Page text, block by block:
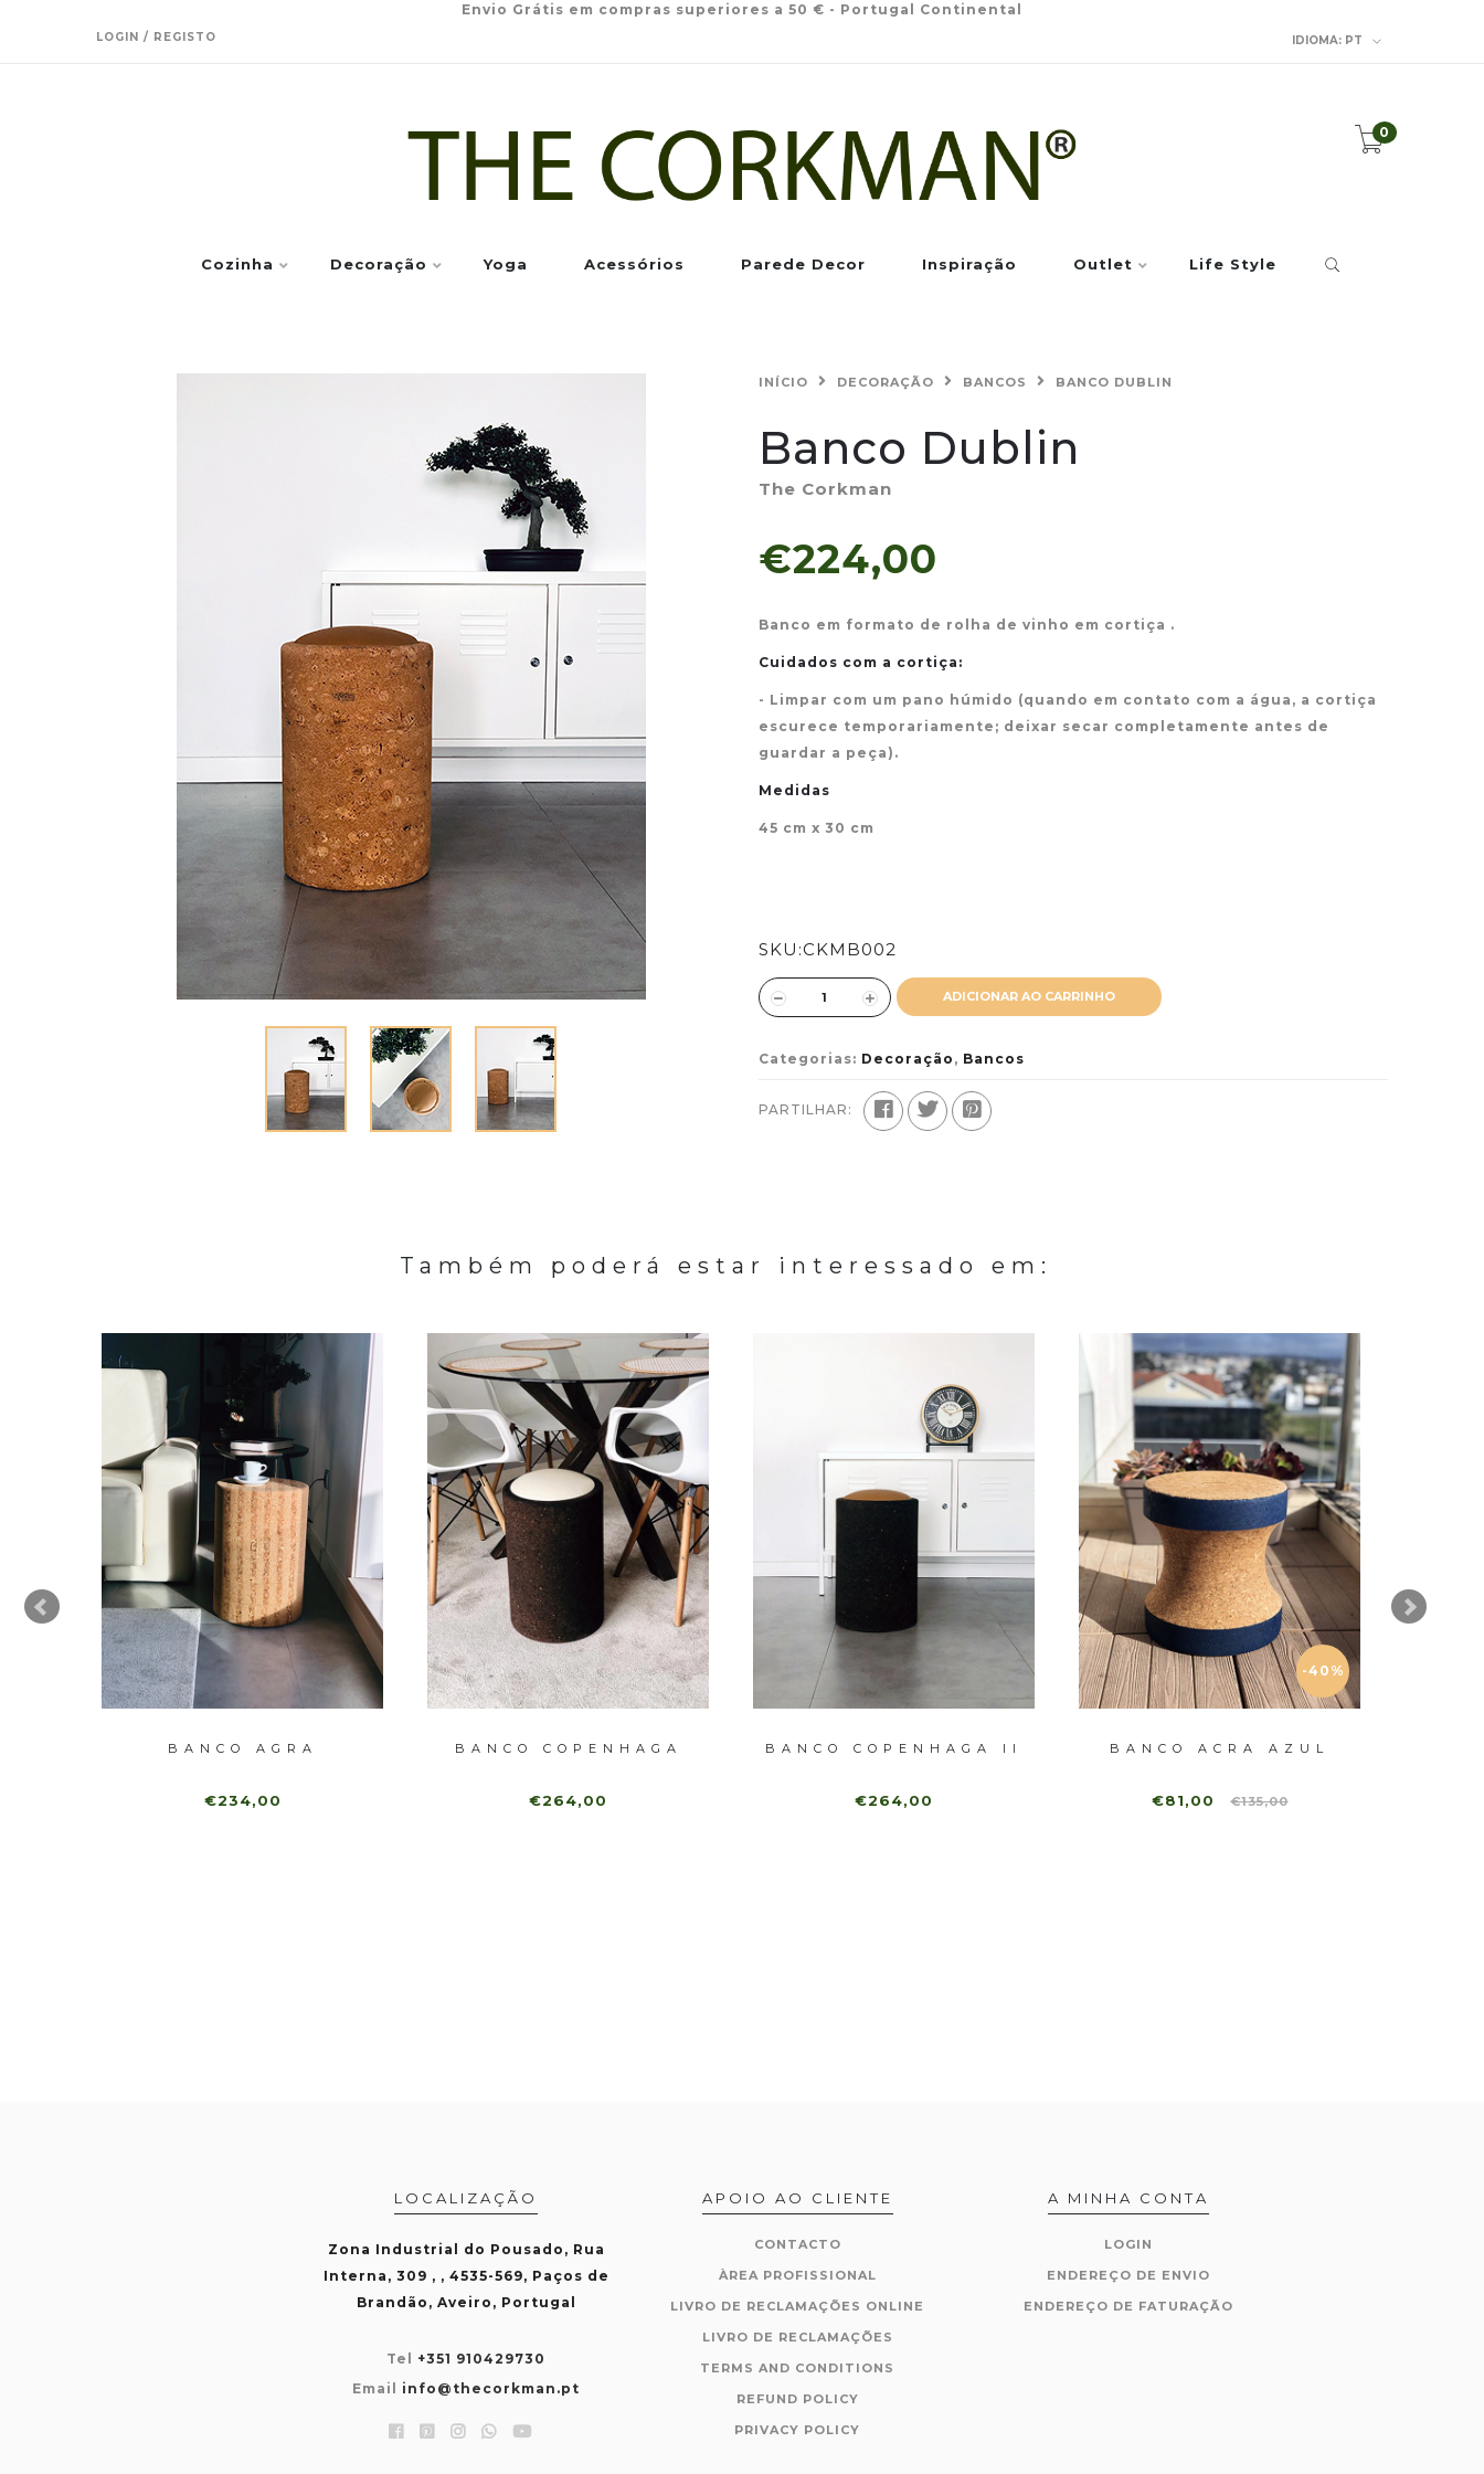
Envio Grátis em compras superiores a 50 € - Portugal Continental
LOGIN / REGISTO IDIOMA: PT
0
Cozinha Decoração Yoga Acessórios Parede Decor Inspiração Outlet Life Style
INÍCIO DECORAÇÃO BANCOS BANCO DUBLIN
Banco Dublin
The Corkman
€224,00
Banco em formato de rolha de vinho em cortiça .
Cuidados com a cortiça:
- Limpar com um pano húmido (quando em contato com a água, a cortiça
escurece temporariamente; deixar secar completamente antes de
guardar a peça).
Medidas
45 cm x 30 cm
SKU:CKMB002
ADICIONAR AO CARRINHO
Categorias: Decoração , Bancos
PARTILHAR:
Também poderá estar interessado em:
BANCO AGRA
€234,00
BANCO COPENHAGA
€264,00
BANCO COPENHAGA II
€264,00
-40%
BANCO ACRA AZUL
€81,00 €135,00
LOCALIZAÇÃO
Zona Industrial do Pousado, Rua
Interna, 309 , , 4535-569, Paços de
Brandão, Aveiro, Portugal
Tel +351 910429730
Email info@thecorkman.pt
APOIO AO CLIENTE
CONTACTO
ÀREA PROFISSIONAL
LIVRO DE RECLAMAÇÕES ONLINE
LIVRO DE RECLAMAÇÕES
TERMS AND CONDITIONS
REFUND POLICY
PRIVACY POLICY
A MINHA CONTA
LOGIN
ENDEREÇO DE ENVIO
ENDEREÇO DE FATURAÇÃO